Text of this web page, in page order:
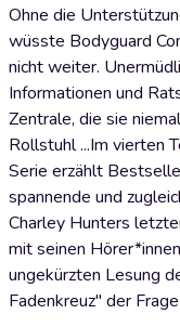
Ohne die
wüsste Bodyguard
nicht weiter.
Informationen und
Zentrale, die sie
Rollstuhl ...Im vierten
Serie erzählt
spannende und
Charley Hunters
mit seinen
ungekürzten Lesung
Fadenkreuz" der